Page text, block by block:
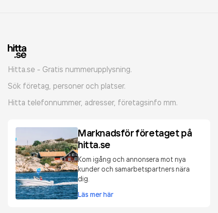
Hitta.se - Gratis nummerupplysning.
Sök företag, personer och platser.
Hitta telefonnummer, adresser, företagsinfo mm.
Marknadsför företaget på
hitta.se
Kom igång och annonsera mot nya
kunder och samarbetspartners nära
dig.
Läs mer här